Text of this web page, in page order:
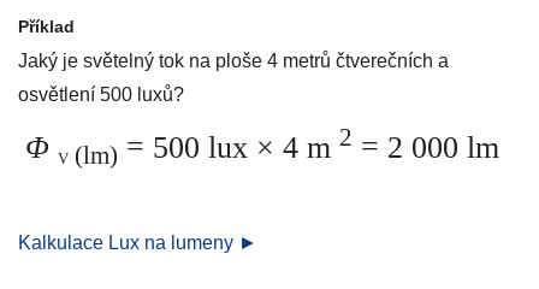
Příklad
Jaký je světelný tok na ploše 4 metrů čtverečních a
osvětlení 500 luxů?
Φ V (lm) = 500 lux × 4 m 2 = 2 000 lm
Kalkulace Lux na lumeny ►